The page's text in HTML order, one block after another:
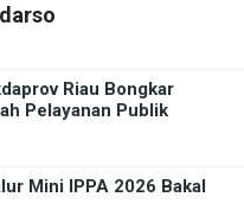
Riau Bongkar
Pelayanan Publik
Mini IPPA 2026 Bakal